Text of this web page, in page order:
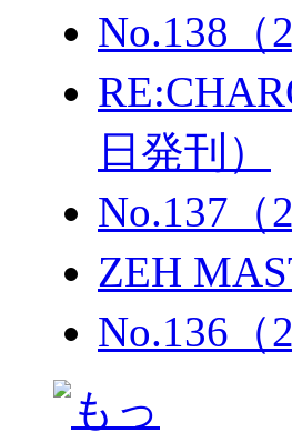
No.138（
日発刊）
No.137（
ZEH
No.136（